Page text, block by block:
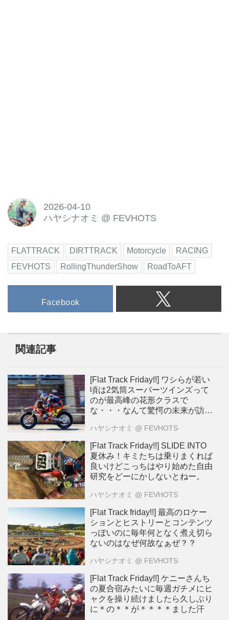
2026-04-10
ハヤシナオミ @ FEVHOTS
FLATTRACK DIRTTRACK Motorcycle
RACING
FEVHOTS
RollingThunderShow RoadToAFT
Facebook
関連記事
[Flat Track Friday!!] ワシらが若い
頃は2気筒スーパーツインズって
のが最高峰の花形クラスで
な・・・なんて驚愕の未来が訪れ
ハヤシナオミ @ FEVHOTS
[Flat Track Friday!!] SLIDE INTO
夏休み！キミたちは乗りまくれば
良いけどこっちはやり始めた自由
研究をどーにかしないとねー。
ハヤシナオミ @ FEVHOTS
[Flat Track friday!!] 最高のロケー
ションとヒストリーとコンテンツ
っぽいのに毎年何となく煮え切ら
ないのはなぜ何故なぁぜ？？
ハヤシナオミ @ FEVHOTS
[Flat Track Friday!!] ケニーさんち
の夏合宿みたいに毎週ガチメにヒ
ャクを操り続けましたら久しぶり
に＊の＊＊が＊＊＊＊ました汗